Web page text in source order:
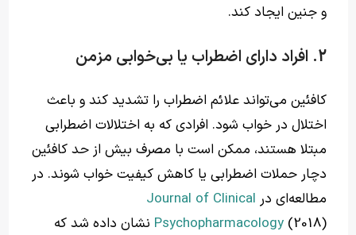
و جنین ایجاد کند.
2. افراد دارای اضطراب یا بی‌خوابی مزمن
کافئین می‌تواند علائم اضطراب را تشدید کند و باعث
اختلال در خواب شود. افرادی که به اختلالات اضطرابی
مبتلا هستند، ممکن است با مصرف بیش از حد کافئین
دچار حملات اضطرابی یا کاهش کیفیت خواب شوند. در
مطالعه‌ای در Journal of Clinical
Psychopharmacology (2018) نشان داده شد که